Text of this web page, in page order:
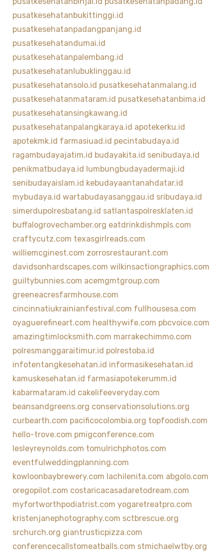
pusatkesehatanbukittinggi.id
pusatkesehatanpadangpanjang.id
pusatkesehatandumai.id
pusatkesehatanpalembang.id
pusatkesehatanlubuklinggau.id
pusatkesehatansolo.id pusatkesehatanmalang.id
pusatkesehatanmataram.id pusatkesehatanbima.id
pusatkesehatansingkawang.id
pusatkesehatanpalangkaraya.id apotekerku.id
apotekmk.id farmasiuad.id pecintabudaya.id
ragambudayajatim.id budayakita.id senibudaya.id
penikmatbudaya.id
lumbungbudayadermaji.id
senibudayaislam.id kebudayaantanahdatar.id
mybudaya.id wartabudayasanggau.id sribudaya.id
simerdupolresbatang.id satlantaspolresklaten.id
buffalogrovechamber.org eatdrinkdishmpls.com
craftycutz.com texasgirlreads.com
williemcginest.com zorrosrestaurant.com
davidsonhardscapes.com wilkinsactiongraphics.com
guiltybunnies.com acemgmtgroup.com
greeneacresfarmhouse.com
cincinnatiukrainianfestival.com fullhousesa.com
oyaguerefineart.com healthywife.com pbcvoice.com
amazingtimlocksmith.com marrakechimmo.com
polresmanggaraitimur.id polrestoba.id
infotentangkesehatan.id informasikesehatan.id
kamuskesehatan.id farmasiapotekerumm.id
kabarmataram.id cakelifeeveryday.com
beansandgreens.org conservationsolutions.org
curbearth.com pacificocolombia.org topfoodish.com
hello-trove.com pmigconference.com
lesleyreynolds.com tomulrichphotos.com
eventfulweddingplanning.com
kowloonbaybrewery.com lachilenita.com abgolo.com
oregopilot.com costaricacasadaretodream.com
myfortworthpodiatrist.com yogaretreatpro.com
kristenjanephotography.com sctbrescue.org
srchurch.org giantrusticpizza.com
conferencecallstomeatballs.com stmichaelwtby.org